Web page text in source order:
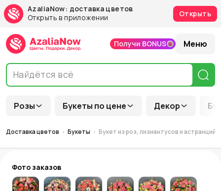
AzaliaNow: доставка цветов
Открыть в приложении
Открыть
Розы Букеты по цене Декор
Получи BONUS Меню
Доставка цветов Букеты Букет из роз, лизиантусов и астранций
Фото заказов